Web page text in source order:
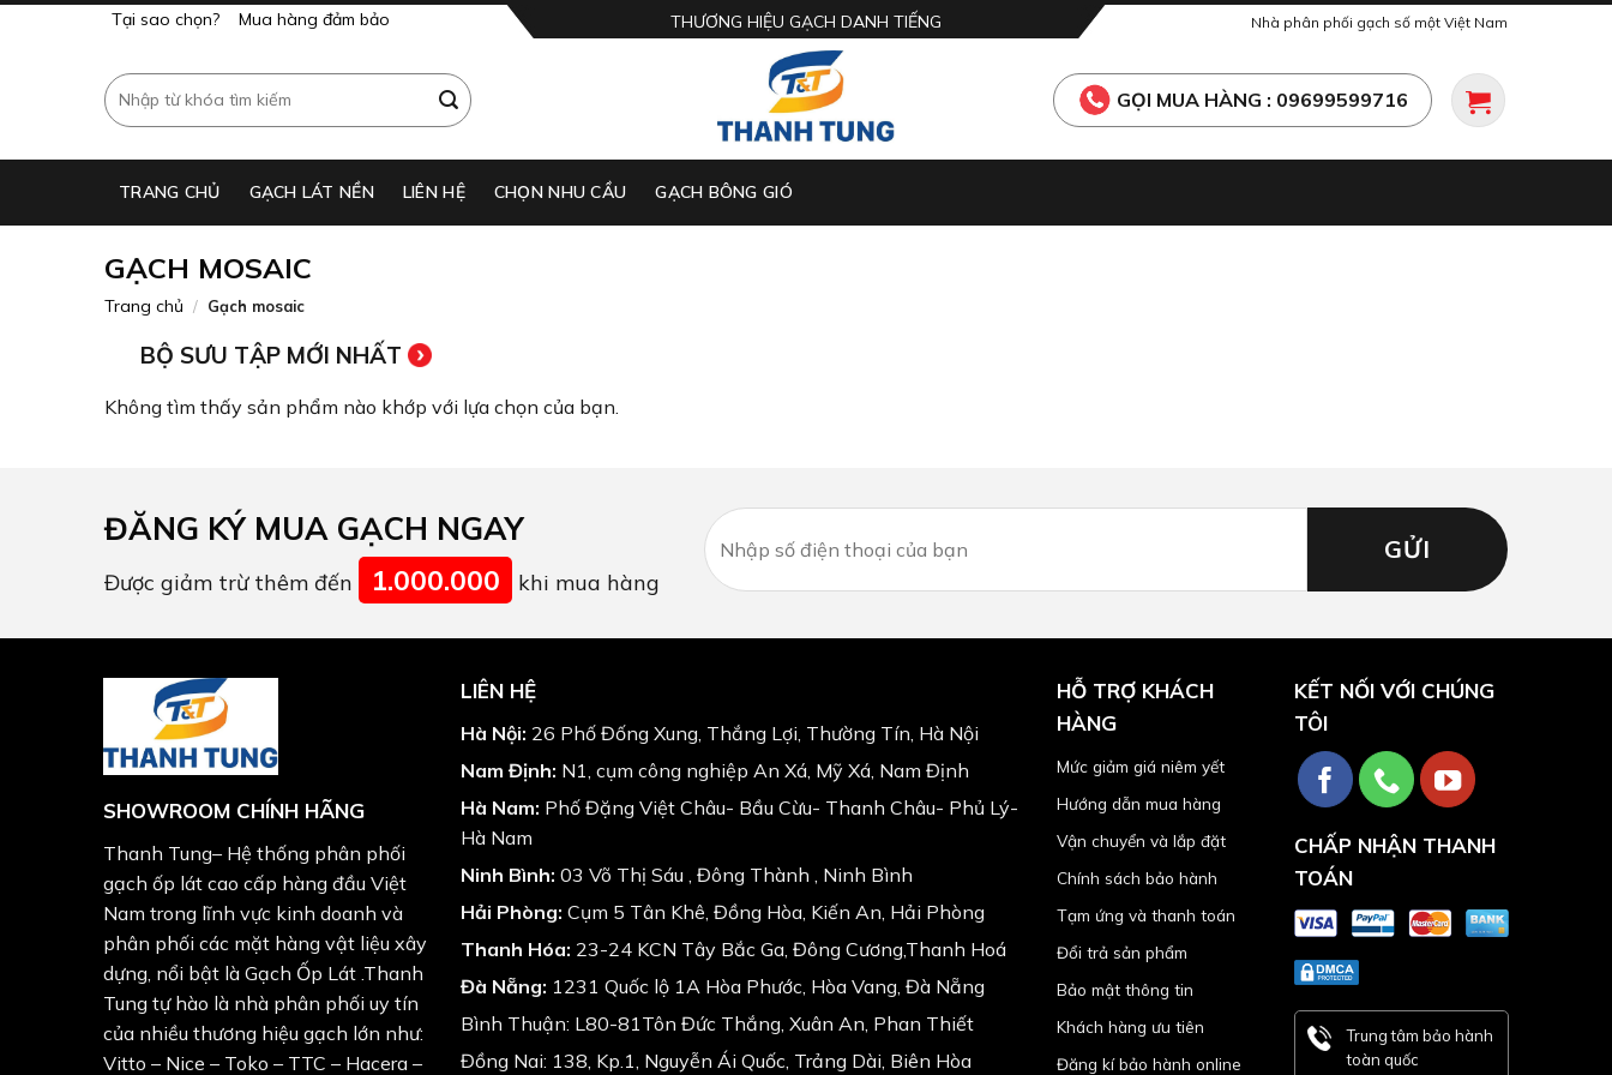
Tại sao chọn? Mua hàng đảm bảo THƯƠNG HIỆU GẠCH DANH TIẾNG Nhà phân phối gạch số một Việt Nam
Tìm
kiếm:
GỌI MUA HÀNG : 09699599716
TRANG CHỦ GẠCH LÁT NỀN​ LIÊN HỆ CHỌN NHU CẦU GẠCH BÔNG GIÓ
GẠCH MOSAIC​
Trang chủ / Gạch mosaic​
BỘ SƯU TẬP MỚI NHẤT
Không tìm thấy sản phẩm nào khớp với lựa chọn của bạn.
ĐĂNG KÝ MUA GẠCH NGAY
Được giảm trừ thêm đến 1.000.000 khi mua hàng
SHOWROOM CHÍNH HÃNG
Thanh Tung– Hệ thống phân phối
gạch ốp lát cao cấp hàng đầu Việt
Nam trong lĩnh vực kinh doanh và
phân phối các mặt hàng vật liệu xây
dựng, nổi bật là Gạch Ốp Lát .Thanh
Tung tự hào là nhà phân phối uy tín
của nhiều thương hiệu gạch lớn như:
Vitto – Nice – Toko – TTC – Hacera –
LIÊN HỆ
Hà Nội: 26 Phố Đống Xung, Thắng Lợi, Thường Tín, Hà Nội
Nam Định: N1, cụm công nghiệp An Xá, Mỹ Xá, Nam Định
Hà Nam: Phố Đặng Việt Châu- Bầu Cừu- Thanh Châu- Phủ Lý-
Hà Nam
Ninh Bình: 03 Võ Thị Sáu , Đông Thành , Ninh Bình
Hải Phòng: Cụm 5 Tân Khê, Đồng Hòa, Kiến An, Hải Phòng
Thanh Hóa: 23-24 KCN Tây Bắc Ga, Đông Cương,Thanh Hoá
Đà Nẵng: 1231 Quốc lộ 1A Hòa Phước, Hòa Vang, Đà Nẵng
Bình Thuận: L80-81Tôn Đức Thắng, Xuân An, Phan Thiết
Đồng Nai: 138, Kp.1, Nguyễn Ái Quốc, Trảng Dài, Biên Hòa
HỖ TRỢ KHÁCH
HÀNG
Mức giảm giá niêm yết
Hướng dẫn mua hàng
Vận chuyển và lắp đặt
Chính sách bảo hành
Tạm ứng và thanh toán
Đổi trả sản phẩm
Bảo mật thông tin
Khách hàng ưu tiên
Đăng kí bảo hành online
KẾT NỐI VỚI CHÚNG
TÔI
CHẤP NHẬN THANH
TOÁN
Trung tâm bảo hành
toàn quốc